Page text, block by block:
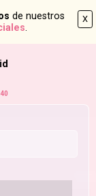
X
de nuestros
.